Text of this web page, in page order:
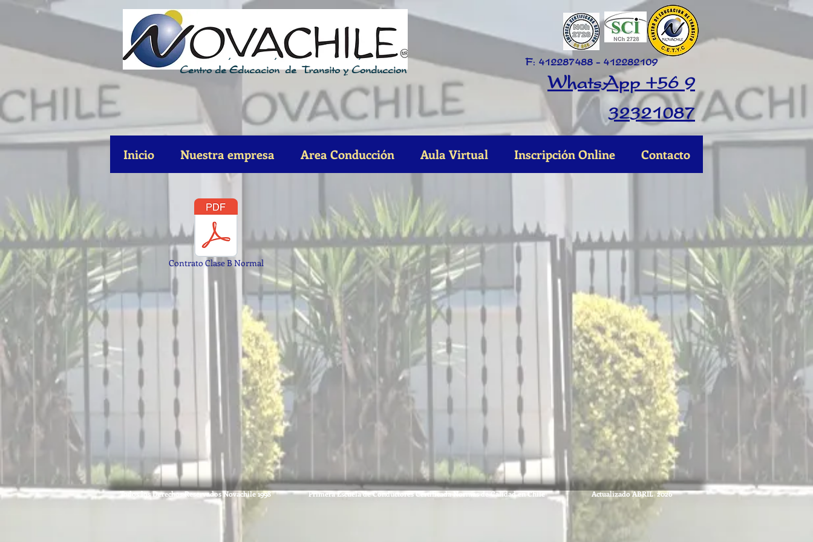
Centro deEducaciondeTransito y Conduccion
´ ´ ´ F: 412287488 - 412282109
WhatsApp +56 9
32321087
Inicio Nuestra empresa Area Conducción Aula Virtual Inscripción Online Contacto
Contrato Clase B Normal
Todos los Derechos Reservados Novachile 1998 Primera Escuela de Conductores Certificada Normas de Calidad en Chile Actualizado ABRIL 2026